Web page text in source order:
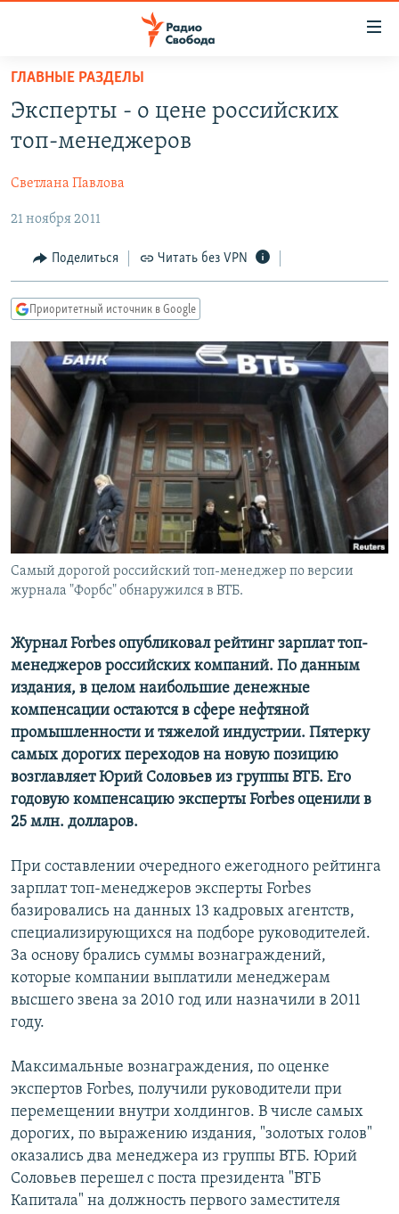
упрощенного
доступа
основному
Вернутся
главной
навигации
Вернутся
поиску
ПОДКАСТЫ
АВТОРСКИЕ ПРОЕКТЫ
ЦИТАТЫ СВОБОДЫ
МНЕНИЯ
КУЛЬТУРА
IDEL.РЕАЛИИ
КАВКАЗ.РЕАЛИИ
СЕВЕР.РЕАЛИИ
СИБИРЬ.РЕАЛИИ
РАСПИСАНИЕ ВЕЩАНИЯ
ПОДПИШИТЕСЬ НА РАССЫЛКУ
СОЦИАЛЬНЫЕ СЕТИ
ГЛАВНЫЕ РАЗДЕЛЫ
Эксперты - о цене российских
топ-менеджеров
Светлана Павлова
21 ноября 2011
Поделиться Читать без VPN
Приоритетный источник в Google
Самый дорогой российский топ-менеджер по версии
журнала "Форбс" обнаружился в ВТБ.
Журнал Forbes опубликовал рейтинг зарплат топ-
менеджеров российских компаний. По данным
издания, в целом наибольшие денежные
компенсации остаются в сфере нефтяной
промышленности и тяжелой индустрии. Пятерку
самых дорогих переходов на новую позицию
возглавляет Юрий Соловьев из группы ВТБ. Его
годовую компенсацию эксперты Forbes оценили в
25 млн. долларов.
При составлении очередного ежегодного рейтинга
зарплат топ-менеджеров эксперты Forbes
базировались на данных 13 кадровых агентств,
специализирующихся на подборе руководителей.
За основу брались суммы вознаграждений,
которые компании выплатили менеджерам
высшего звена за 2010 год или назначили в 2011
году.
Максимальные вознаграждения, по оценке
экспертов Forbes, получили руководители при
перемещении внутри холдингов. В числе самых
дорогих, по выражению издания, "золотых голов"
оказались два менеджера из группы ВТБ. Юрий
Соловьев перешел с поста президента "ВТБ
Капитала" на должность первого заместителя